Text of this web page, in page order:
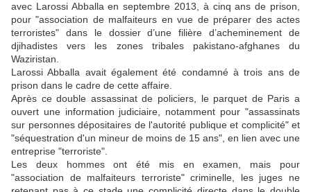
avec Larossi Abballa en septembre 2013, à cinq ans de prison,
pour "association de malfaiteurs en vue de préparer des actes
terroristes" dans le dossier d’une filière d’acheminement de
djihadistes vers les zones tribales pakistano-afghanes du
Waziristan.
Larossi Abballa avait également été condamné à trois ans de
prison dans le cadre de cette affaire.
Après ce double assassinat de policiers, le parquet de Paris a
ouvert une information judiciaire, notamment pour "assassinats
sur personnes dépositaires de l'autorité publique et complicité" et
"séquestration d'un mineur de moins de 15 ans", en lien avec une
entreprise "terroriste".
Les deux hommes ont été mis en examen, mais pour
"association de malfaiteurs terroriste" criminelle, les juges ne